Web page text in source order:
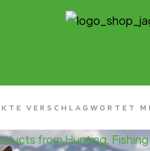
VERSCHLAGWORTET
from Hunting,